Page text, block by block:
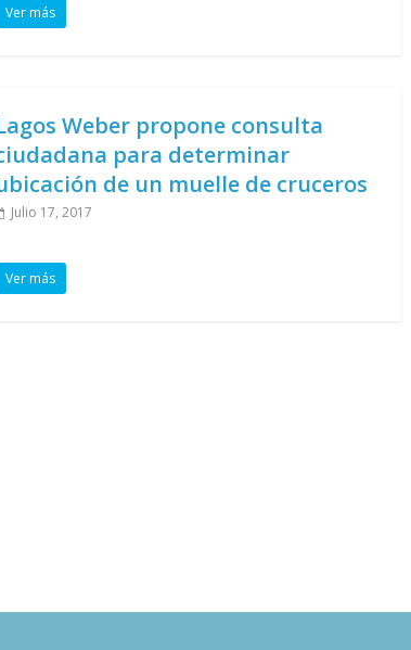
Ver más
Weber propone consulta
para determinar
de un muelle de cruceros
Julio 17, 2017
Ver más